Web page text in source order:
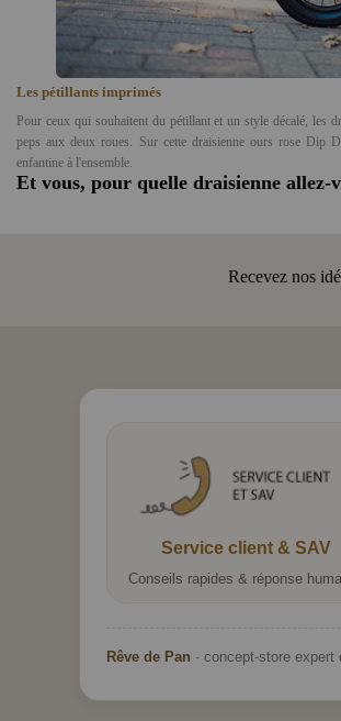
Les pétillants imprimés
Pour ceux qui souhaitent du pétillant et un style décalé, les
peps aux deux roues. Sur cette draisienne ours rose Dip
enfantine à l'ensemble.
Et vous, pour quelle draisienne allez-
Recevez nos
Service client & SAV
Conseils rapides & réponse
Rêve de Pan · concept-store expert